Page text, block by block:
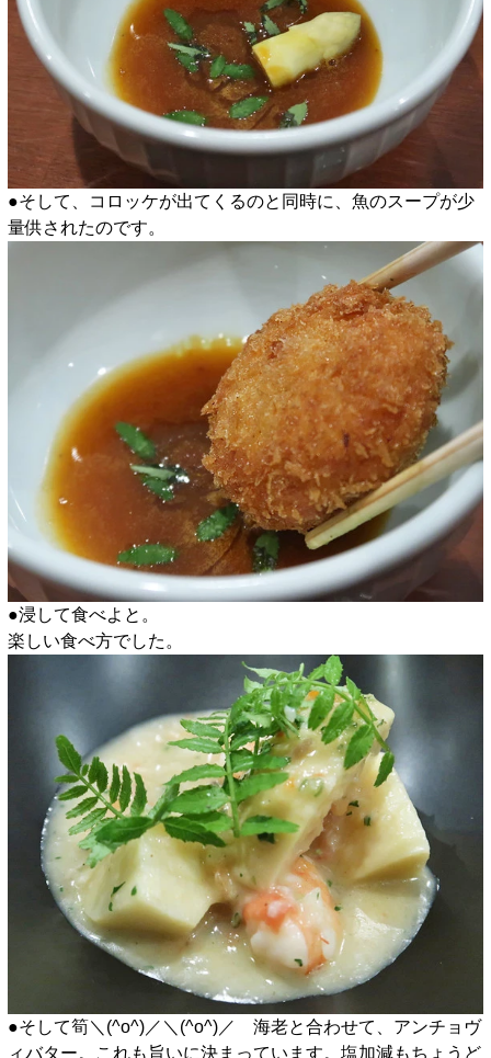
●そして、コロッケが出てくるのと同時に、魚のスープが少
量供されたのです。
●浸して食べよと。
楽しい食べ方でした。
●そして筍＼(^o^)／＼(^o^)／ 海老と合わせて、アンチョヴ
ィバター。これも旨いに決まっています。塩加減もちょうど